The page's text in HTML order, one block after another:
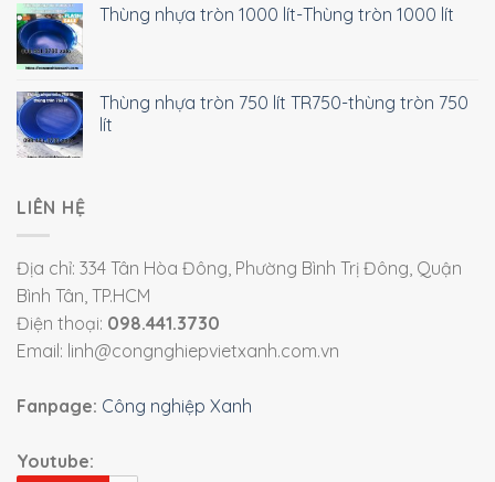
Thùng nhựa tròn 1000 lít-Thùng tròn 1000 lít
Thùng nhựa tròn 750 lít TR750-thùng tròn 750
lít
LIÊN HỆ
Địa chỉ: 334 Tân Hòa Đông, Phường Bình Trị Đông, Quận
Bình Tân, TP.HCM
Điện thoại: 098.441.3730
Email: linh@congnghiepvietxanh.com.vn
Fanpage: Công nghiệp Xanh
Youtube: